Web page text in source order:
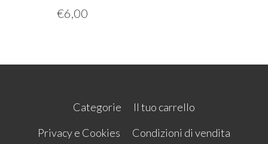
€6,00
Categorie
Il tuo carrello
Privacy e Cookies
Condizioni di vendita